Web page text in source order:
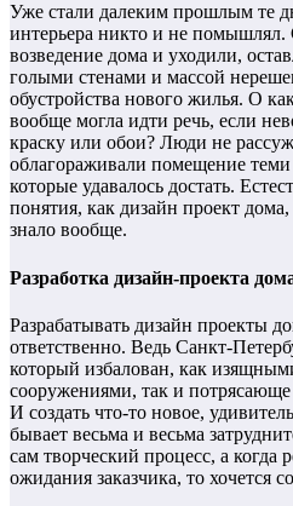
Уже стали далеким прошлым те
интерьера никто и не помышлял.
возведение дома и уходили,
голыми стенами и массой
обустройства нового жилья. О
вообще могла идти речь, если
краску или обои? Люди не
облагораживали помещение
которые удавалось достать.
понятия, как дизайн проект
знало вообще.
Разработка дизайн-проекта
Разрабатывать дизайн проекты
ответственно. Ведь Санкт-
который избалован, как
сооружениями, так и
И создать что-то новое,
бывает весьма и весьма
сам творческий процесс, а когда
ожидания заказчика, то хочется